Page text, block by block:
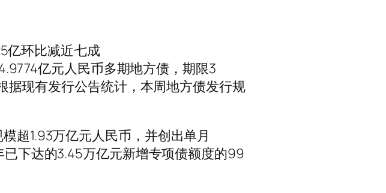
亿环比减近七成
亿元人民币多期地方债，期限3
据现有发行公告统计，本周地方债发行规
超1.93万亿元人民币，并创出单月
下达的3.45万亿元新增专项债额度的99